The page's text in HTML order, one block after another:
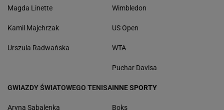
Magda Linette
Kamil Majchrzak
Urszula Radwańska
Wimbledon
US Open
WTA
Puchar Davisa
GWIAZDY ŚWIATOWEGO TENISA
Aryna Sabalenka
INNE SPORTY
Boks